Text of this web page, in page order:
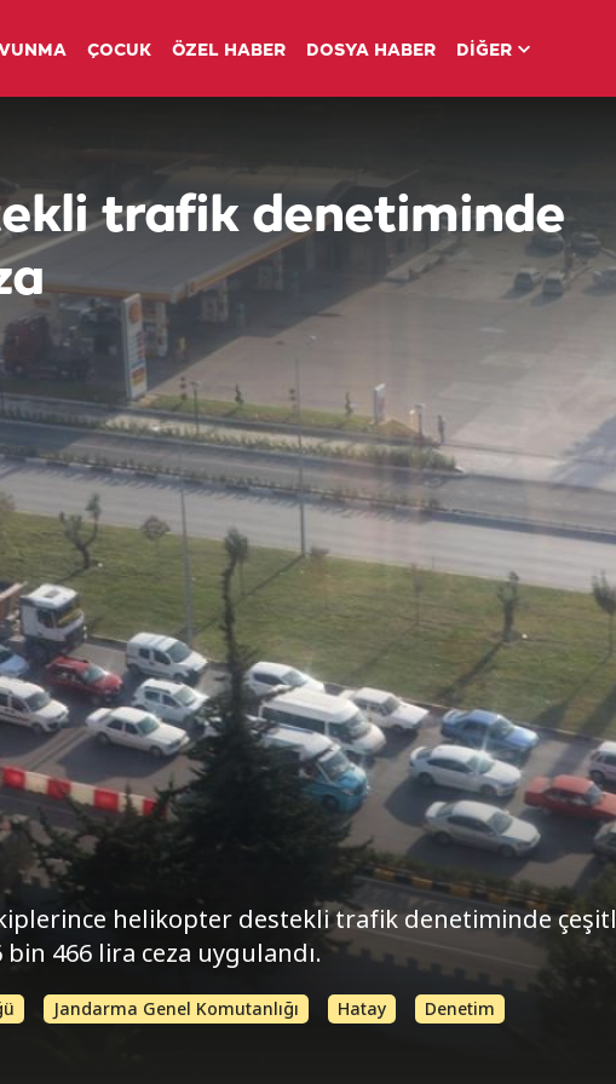
ÇOCUK ÖZEL HABER DOSYA HABER DİĞER
trafik denetiminde
helikopter destekli trafik denetiminde
466 lira ceza uygulandı.
Jandarma Genel Komutanlığı Hatay Denetim